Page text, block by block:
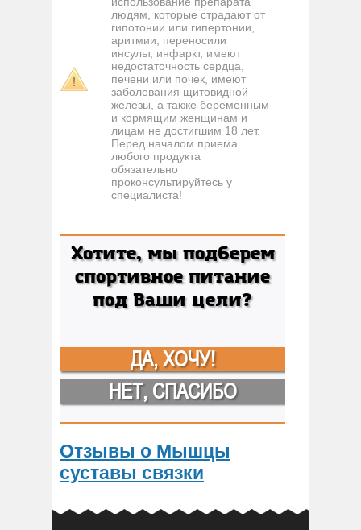
людям, которые страдают от
гипотонии или гипертонии,
аритмии, переносили
инсульт, инфаркт, имеют
недостаточность сердца,
печени или почек, имеют
заболевания щитовидной
железы, а также беременным
и кормящим женщинам и
лицам не достигшим 18 лет.
Перед началом приема
любого продукта
обязательно
проконсультируйтесь у
специалиста!
Хотите, мы подберем
спортивное питание
под Ваши цели?
ДА, ХОЧУ!
НЕТ, СПАСИБО
Отзывы о Мышцы
суставы связки